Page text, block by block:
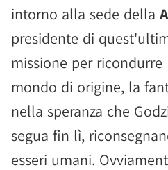
intorno alla sede della
presidente di
missione per ricondurre
mondo di origine, la
nella speranza che
segua fin lì,
esseri umani.